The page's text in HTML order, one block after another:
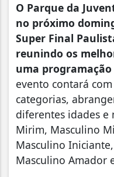
O Parque da
no próximo
Super Final
reunindo os
uma programação
evento contará
categorias,
diferentes idades e
Mirim, Masculino
Masculino
Masculino Amador